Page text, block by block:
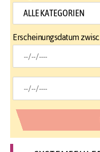
Erscheinungsdatum